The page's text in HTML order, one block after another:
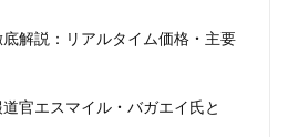
解説：リアルタイム価格・主要
官エスマイル・バガエイ氏と